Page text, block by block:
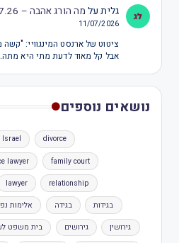
גליתעל מה הורג אהבה – 11.7.26
11/07/2026
ציטוט של ארנסט המינגוויי:
אבל קל מאוד לדעת מתי היא
נושאים נוספים
divorce
lawyer family court
lawyer relationship
אלימות בגידה בגידות
בית משפט גירושים גירושין